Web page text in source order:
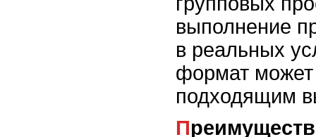
выполнение
в реальных
формат
подходящим